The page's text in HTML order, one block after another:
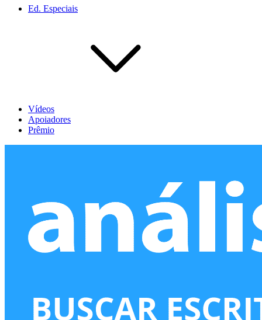
Ed. Especiais
Vídeos
Apoiadores
Prêmio